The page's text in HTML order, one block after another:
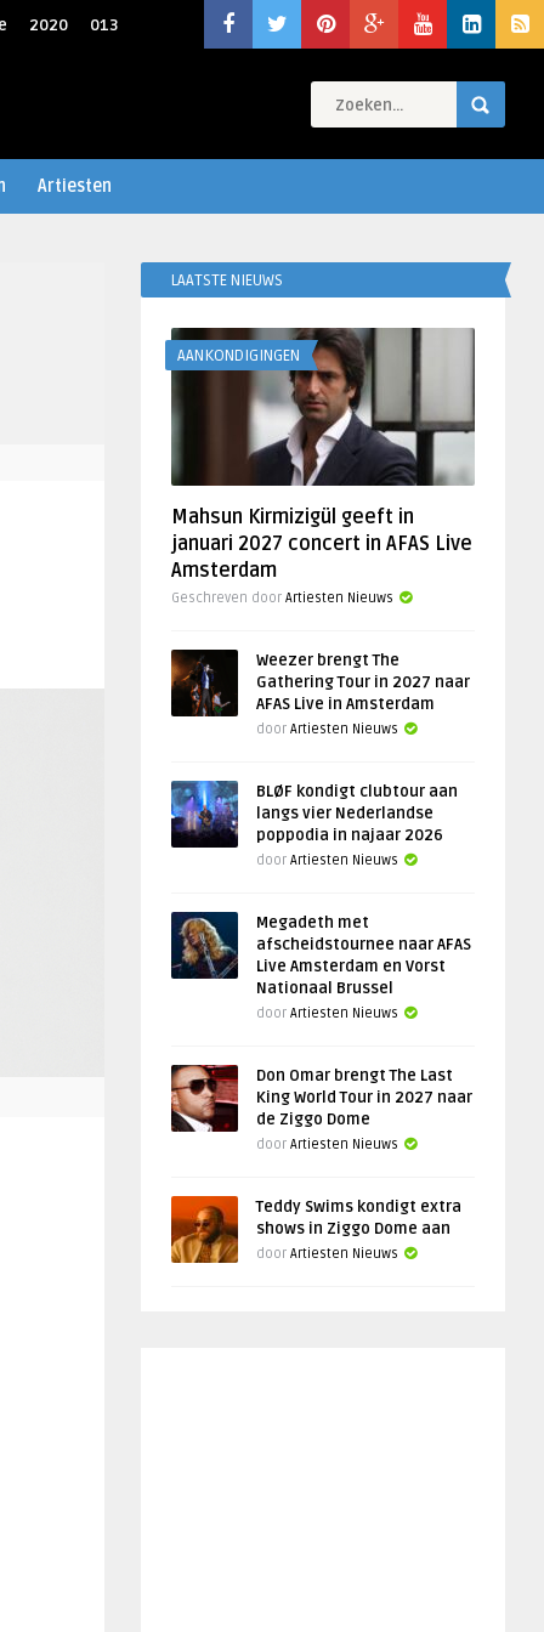
2020 013
Artiesten
LAATSTE NIEUWS
AANKONDIGINGEN
Mahsun Kirmizigül geeft in
januari 2027 concert in AFAS Live
Amsterdam
Geschreven door Artiesten Nieuws
Weezer brengt The
Gathering Tour in 2027 naar
AFAS Live in Amsterdam
door Artiesten Nieuws
BLØF kondigt clubtour aan
langs vier Nederlandse
poppodia in najaar 2026
door Artiesten Nieuws
Megadeth met
afscheidstournee naar AFAS
Live Amsterdam en Vorst
Nationaal Brussel
door Artiesten Nieuws
Don Omar brengt The Last
King World Tour in 2027 naar
de Ziggo Dome
door Artiesten Nieuws
Teddy Swims kondigt extra
shows in Ziggo Dome aan
door Artiesten Nieuws